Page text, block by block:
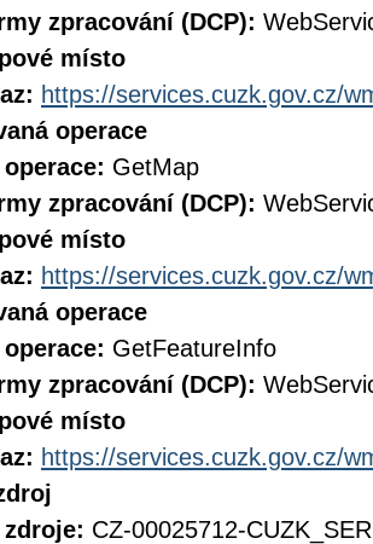
zpracování (DCP):
místo
https://services.cuzk.gov.cz/
operace
operace: GetMap
zpracování (DCP):
místo
https://services.cuzk.gov.cz/
operace
operace: GetFeatureInfo
zpracování (DCP):
místo
https://services.cuzk.gov.cz/
zdroje: CZ-00025712-